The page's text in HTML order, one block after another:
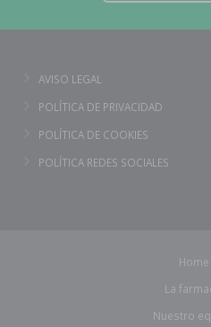
AVISO LEGAL
POLÍTICA DE PRIVACIDAD
POLÍTICA DE COOKIES
POLÍTICA REDES SOCIALES
Home
La
Nuestro